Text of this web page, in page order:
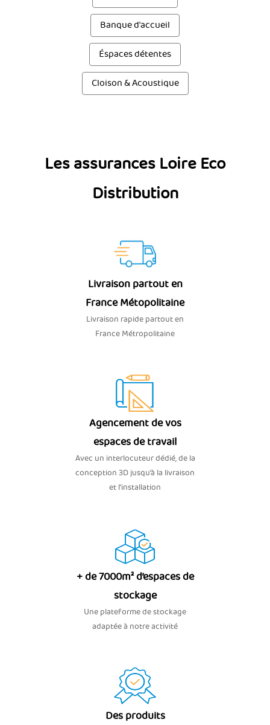
Banque d'accueil
Éspaces détentes
Cloison & Acoustique
Les assurances Loire Eco
Distribution
Livraison partout en
France Métopolitaine
Livraison rapide partout en
France Métropolitaine
Agencement de vos
espaces de travail
Avec un interlocuteur dédié, de la
conception 3D jusqu’à la livraison
et l'installation
+ de 7000m² d’espaces de
stockage
Une plateforme de stockage
adaptée à notre activité
Des produits